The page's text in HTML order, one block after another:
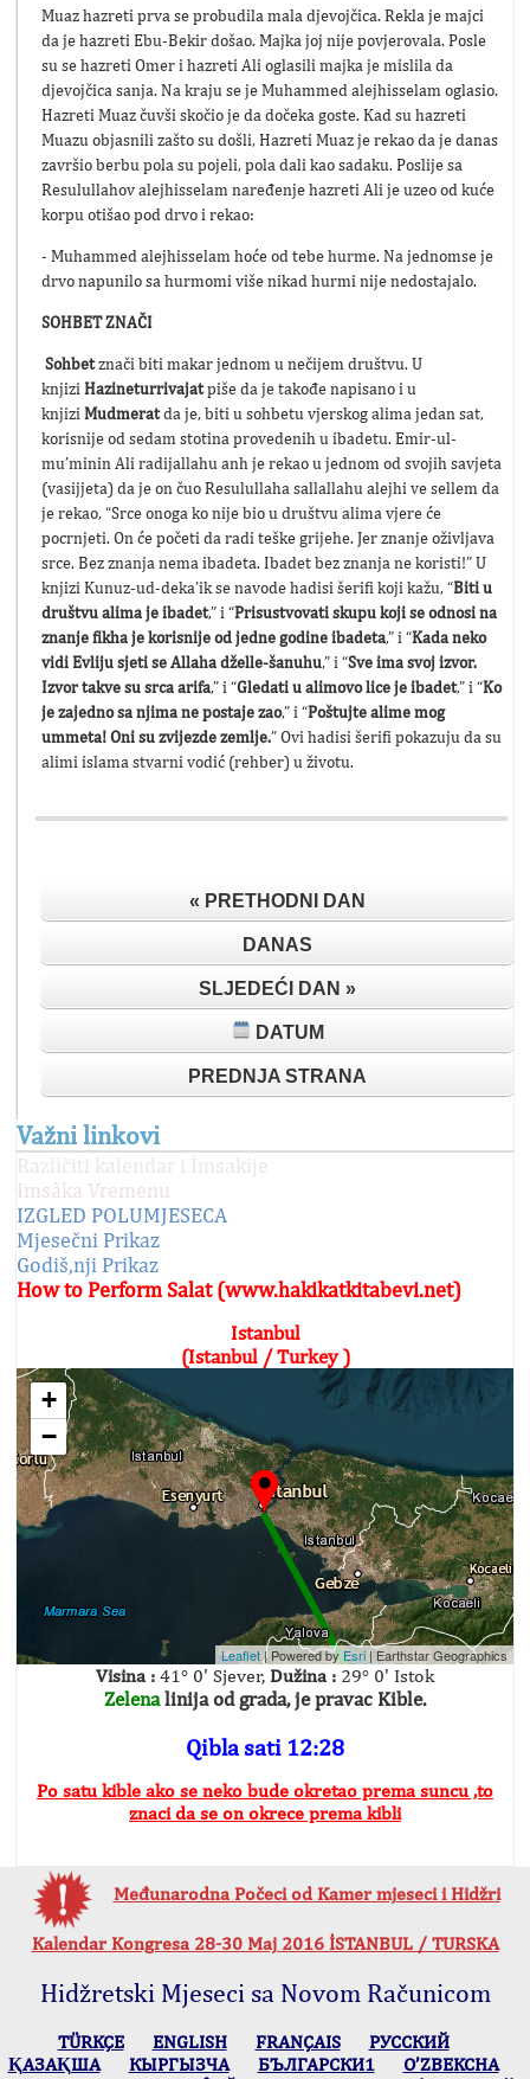
Muaz hazreti prva se probudila mala djevojčica. Rekla je majci
da je hazreti Ebu-Bekir došao. Majka joj nije povjerovala. Posle
su se hazreti Omer i hazreti Ali oglasili majka je mislila da
djevojčica sanja. Na kraju se je Muhammed alejhisselam oglasio.
Hazreti Muaz čuvši skočio je da dočeka goste. Kad su hazreti
Muazu objasnili zašto su došli, Hazreti Muaz je rekao da je danas
završio berbu pola su pojeli, pola dali kao sadaku. Poslije sa
Resulullahov alejhisselam naređenje hazreti Ali je uzeo od kuće
korpu otišao pod drvo i rekao:
- Muhammed alejhisselam hoće od tebe hurme. Na jednomse je
drvo napunilo sa hurmomi više nikad hurmi nije nedostajalo.
SOHBET ZNAČI
Sohbetznači biti makar jednom u nečijem društvu. U
knjizi Hazineturrivajatpiše da je takođe napisano i u
knjizi Mudmeratda je, biti u sohbetu vjerskog alima jedan sat,
korisnije od sedam stotina provedenih u ibadetu. Emir-ul-
mu’minin Ali radijallahu anh je rekao u jednom od svojih savjeta
(vasijjeta) da je on čuo Resulullaha sallallahu alejhi ve sellem da
je rekao, “Srce onoga ko nije bio u društvu alima vjere će
pocrnjeti. On će početi da radi teške grijehe. Jer znanje oživljava
srce. Bez znanja nema ibadeta. Ibadet bez znanja ne koristi!” U
knjizi Kunuz-ud-deka’ik se navode hadisi šerifi koji kažu, “Biti u
društvu alima je ibadet,” i “Prisustvovati skupu koji se odnosi na
znanje fikha je korisnije od jedne godine ibadeta,” i “Kada neko
vidi Evliju sjeti se Allaha dželle-šanuhu,” i “Sve ima svoj izvor.
Izvor takve su srca arifa,” i “Gledati u alimovo lice je ibadet,” i “Ko
je zajedno sa njima ne postaje zao,” i “Poštujte alime mog
ummeta! Oni su zvijezde zemlje.” Ovi hadisi šerifi pokazuju da su
alimi islama stvarni vodić (rehber) u životu.
« PRETHODNI DAN
DANAS
SLJEDEĆI DAN »
DATUM
PREDNJA STRANA
Važni linkovi
Različiti kalendar i İmsakije
Imsâka Vremenu
IZGLED POLUMJESECA
Mjesečni Prikaz
Godiš,nji Prikaz
How to Perform Salat (www.hakikatkitabevi.net)
Istanbul
(Istanbul / Turkey )
+
−
Leaflet| Powered byEsri |Earthstar Geographics
Visina : 41° 0' Sjever, Dužina : 29° 0' Istok
Zelenalinija od grada, je pravac Kible.
Qibla sati 12:28
Po satu kible ako se neko bude okretao prema suncu ,to
znaci da se on okrece prema kibli
Međunarodna Počeci od Kamer mjeseci i Hidžri
Kalendar Kongresa 28-30 Maj 2016 İSTANBUL / TURSKA
Hidžretski Mjeseci sa Novom Računicom
TÜRKÇE ENGLISH FRANÇAIS
РУССКИЙ
ҚАЗАҚША
КЫPГЫЗЧA БЪЛГАРСКИ1
O’ZBEKCHA